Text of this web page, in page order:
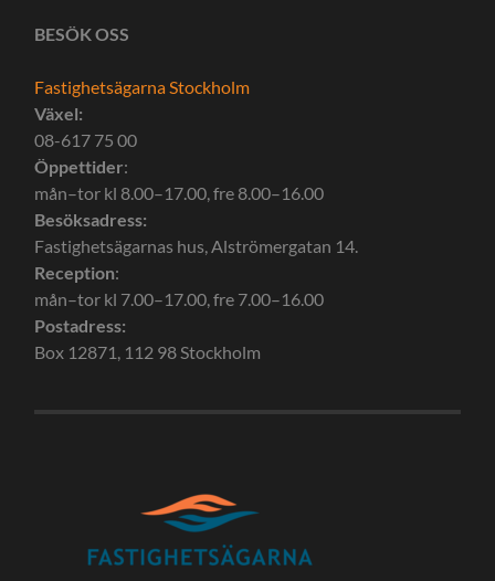
BESÖK OSS
Fastighetsägarna Stockholm
Växel:
08-617 75 00
Öppettider:
mån–tor kl 8.00–17.00, fre 8.00–16.00
Besöksadress:
Fastighetsägarnas hus, Alströmergatan 14.
Reception:
mån–tor kl 7.00–17.00, fre 7.00–16.00
Postadress:
Box 12871, 112 98 Stockholm